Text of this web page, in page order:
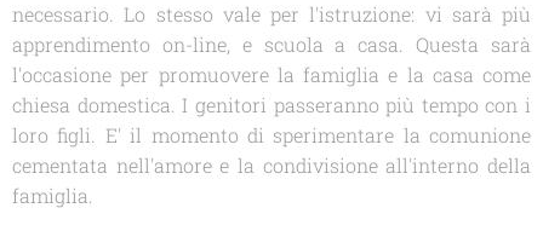
necessario. Lo stesso vale per l'istruzione: vi sarà più
apprendimento on-line, e scuola a casa. Questa sarà
l'occasione per promuovere la famiglia e la casa come
chiesa domestica. I genitori passeranno più tempo con i
loro figli. E' il momento di sperimentare la comunione
cementata nell'amore e la condivisione all'interno della
famiglia.